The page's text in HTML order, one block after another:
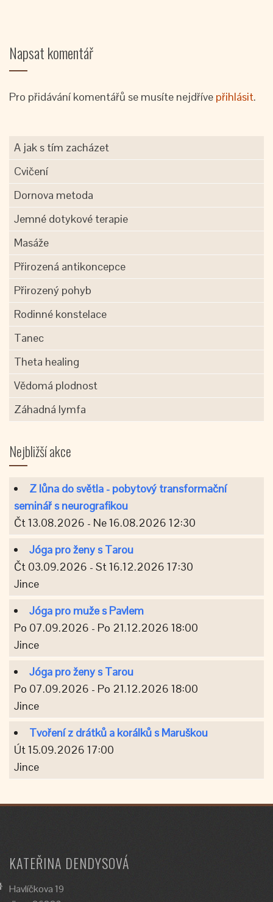
Napsat komentář
Pro přidávání komentářů se musíte nejdříve přihlásit.
A jak s tím zacházet
Cvičení
Dornova metoda
Jemné dotykové terapie
Masáže
Přirozená antikoncepce
Přirozený pohyb
Rodinné konstelace
Tanec
Theta healing
Vědomá plodnost
Záhadná lymfa
Nejbližší akce
Z lůna do světla - pobytový transformační
seminář s neurografikou
Čt 13.08.2026 - Ne 16.08.2026 12:30
Jóga pro ženy s Tarou
Čt 03.09.2026 - St 16.12.2026 17:30
Jince
Jóga pro muže s Pavlem
Po 07.09.2026 - Po 21.12.2026 18:00
Jince
Jóga pro ženy s Tarou
Po 07.09.2026 - Po 21.12.2026 18:00
Jince
Tvoření z drátků a korálků s Maruškou
Út 15.09.2026 17:00
Jince
KATEŘINA DENDYSOVÁ
Havlíčkova 19